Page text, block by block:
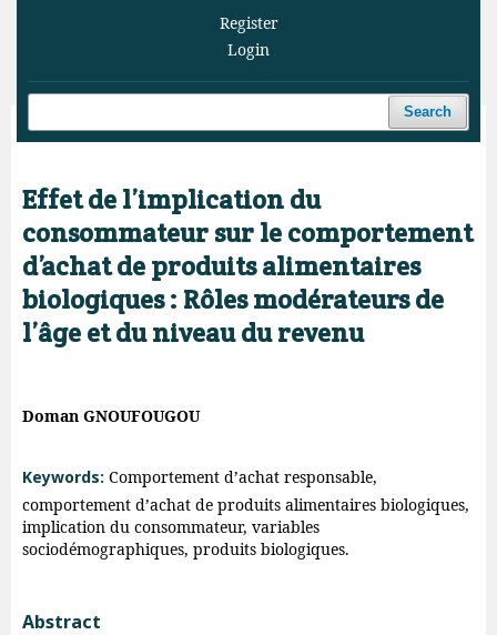
Register
Login
Search
Home / Archives / Vol. 4 No. 1 (2021) / Articles
Effet de l’implication du
consommateur sur le comportement
d’achat de produits alimentaires
biologiques : Rôles modérateurs de
l’âge et du niveau du revenu
Doman GNOUFOUGOU
Keywords: Comportement d’achat responsable,
comportement d’achat de produits alimentaires biologiques,
implication du consommateur, variables
sociodémographiques, produits biologiques.
Abstract